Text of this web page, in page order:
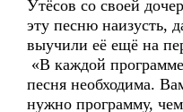
Утёсов со своей
эту песню наизусть,
выучили её ещё на
«В каждой
песня необходима.
нужно программу,